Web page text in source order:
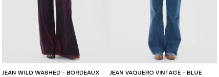
JEAN WILD WASHED - BORDEAUX JEAN VAQUERO VINTAGE - BLUE